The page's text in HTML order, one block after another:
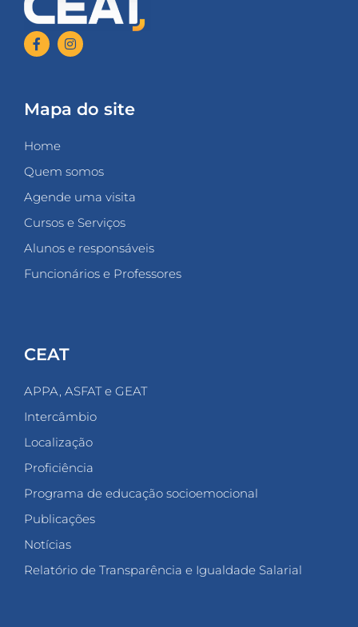
Mapa do site
Home
Quem somos
Agende uma visita
Cursos e Serviços
Alunos e responsáveis
Funcionários e Professores
CEAT
APPA, ASFAT e GEAT
Intercâmbio
Localização
Proficiência
Programa de educação socioemocional
Publicações
Notícias
Relatório de Transparência e Igualdade Salarial